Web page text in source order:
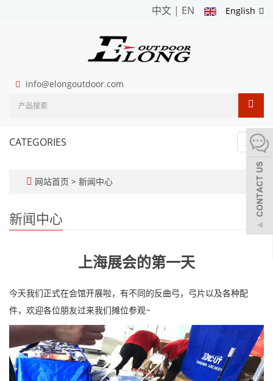
English
中文 | EN
info@elongoutdoor.com
CATEGORIES
网站首页 > 新闻中心
新闻中心
上海展会的第一天
今天我们正式在会馆开展啦，有不同的反曲弓，弓片以及各种配
件，欢迎各位朋友过来我们摊位参观~